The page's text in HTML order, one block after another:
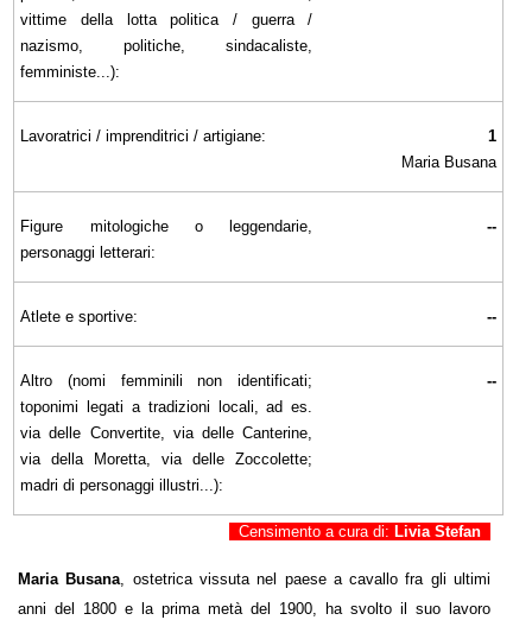
vittime della lotta politica / guerra /
nazismo, politiche, sindacaliste,
femministe...):
Lavoratrici / imprenditrici / artigiane:
1
Maria Busana
Figure mitologiche o leggendarie,
personaggi letterari:
--
Atlete e sportive: --
Altro (nomi femminili non identificati;
toponimi legati a tradizioni locali, ad es.
via delle Convertite, via delle Canterine,
via della Moretta, via delle Zoccolette;
madri di personaggi illustri...):
--
Censimento a cura di: Livia Stefan
Maria Busana, ostetrica vissuta nel paese a cavallo fra gli ultimi
anni del 1800 e la prima metà del 1900, ha svolto il suo lavoro